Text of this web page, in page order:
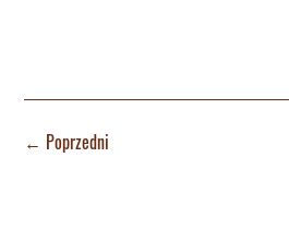
← Poprzedni